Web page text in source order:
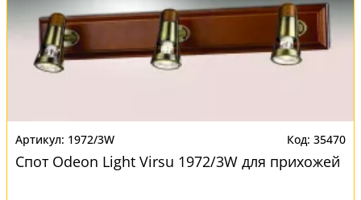
1972/3W 35470
Спот Odeon Light Virsu 1972/3W для прихожей